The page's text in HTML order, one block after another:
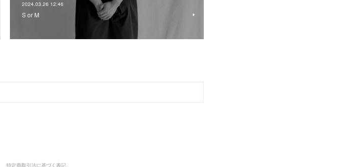
2024.03.26 12:46
S or M
特定商取引法に基づく表記